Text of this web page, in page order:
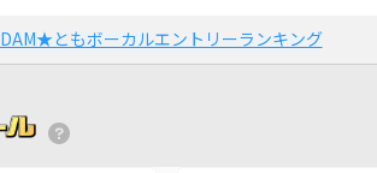
DAM★ともボーカルエントリーランキング